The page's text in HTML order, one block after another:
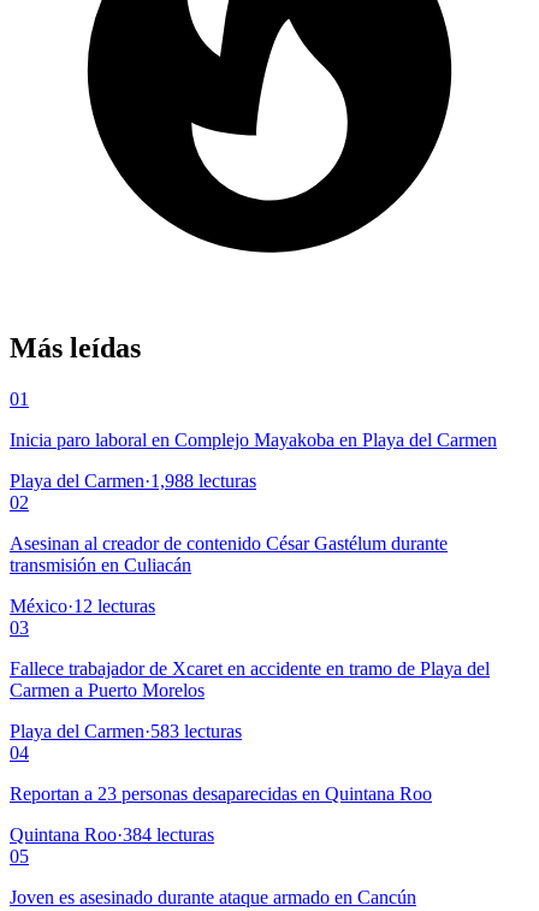
Más leídas
01
Inicia paro laboral en Complejo Mayakoba en Playa del Carmen
Playa del Carmen·1,988 lecturas
02
Asesinan al creador de contenido César Gastélum durante
transmisión en Culiacán
México·12 lecturas
03
Fallece trabajador de Xcaret en accidente en tramo de Playa del
Carmen a Puerto Morelos
Playa del Carmen·583 lecturas
04
Reportan a 23 personas desaparecidas en Quintana Roo
Quintana Roo·384 lecturas
05
Joven es asesinado durante ataque armado en Cancún